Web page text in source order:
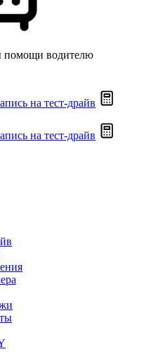
помощи водителю
на тест-драйв
на тест-драйв